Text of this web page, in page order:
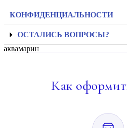
КОНФИДЕНЦИАЛЬНОСТИ
ОСТАЛИСЬ ВОПРОСЫ?
аквамарин
Как